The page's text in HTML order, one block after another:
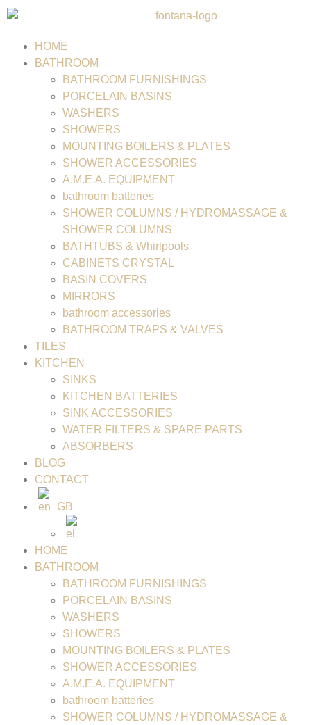
HOME
BATHROOM
BATHROOM FURNISHINGS
PORCELAIN BASINS
WASHERS
SHOWERS
MOUNTING BOILERS & PLATES
SHOWER ACCESSORIES
A.M.E.A. EQUIPMENT
bathroom batteries
SHOWER COLUMNS / HYDROMASSAGE &
SHOWER COLUMNS
BATHTUBS & Whirlpools
CABINETS CRYSTAL
BASIN COVERS
MIRRORS
bathroom accessories
BATHROOM TRAPS & VALVES
TILES
KITCHEN
SINKS
KITCHEN BATTERIES
SINK ACCESSORIES
WATER FILTERS & SPARE PARTS
ABSORBERS
BLOG
CONTACT
HOME
BATHROOM
BATHROOM FURNISHINGS
PORCELAIN BASINS
WASHERS
SHOWERS
MOUNTING BOILERS & PLATES
SHOWER ACCESSORIES
A.M.E.A. EQUIPMENT
bathroom batteries
SHOWER COLUMNS / HYDROMASSAGE &